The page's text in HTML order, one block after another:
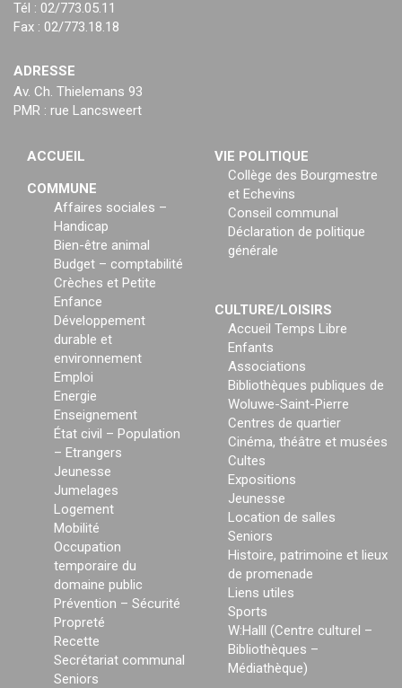
Tél : 02/773.05.11
Fax : 02/773.18.18
ADRESSE
Av. Ch. Thielemans 93
PMR : rue Lancsweert
ACCUEIL
COMMUNE
Affaires sociales –
Handicap
Bien-être animal
Budget – comptabilité
Crèches et Petite
Enfance
Développement
durable et
environnement
Emploi
Energie
Enseignement
État civil – Population
– Etrangers
Jeunesse
Jumelages
Logement
Mobilité
Occupation
temporaire du
domaine public
Prévention – Sécurité
Propreté
Recette
Secrétariat communal
Seniors
VIE POLITIQUE
Collège des Bourgmestre
et Echevins
Conseil communal
Déclaration de politique
générale
CULTURE/LOISIRS
Accueil Temps Libre
Enfants
Associations
Bibliothèques publiques de
Woluwe-Saint-Pierre
Centres de quartier
Cinéma, théâtre et musées
Cultes
Expositions
Jeunesse
Location de salles
Seniors
Histoire, patrimoine et lieux
de promenade
Liens utiles
Sports
W:Halll (Centre culturel –
Bibliothèques –
Médiathèque)